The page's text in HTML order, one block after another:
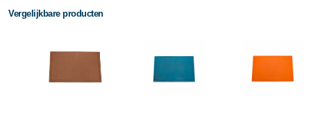
Vergelijkbare producten